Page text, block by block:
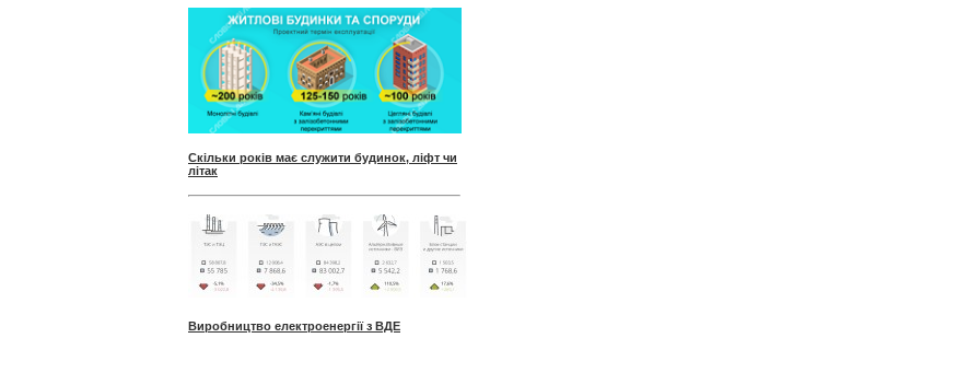
Скільки років має служити будинок, ліфт чи
літак
Виробництво електроенергії з ВДЕ